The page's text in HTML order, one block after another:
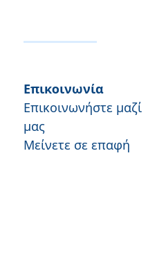
Επικοινωνία
Επικοινωνήστε μαζί
μας
Μείνετε σε επαφή